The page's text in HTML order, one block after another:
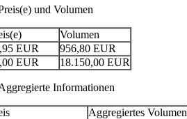
und Volumen
Volumen
EUR 956,80 EUR
EUR 18.150,00 EUR
Informationen
Aggregiertes Volumen